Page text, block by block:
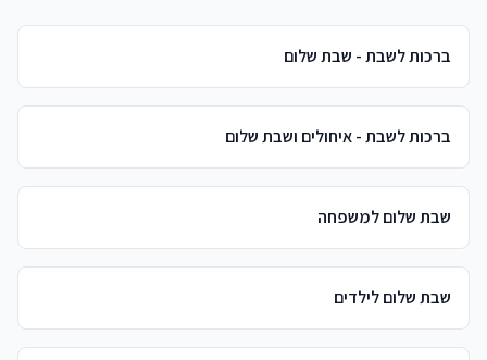
ברכות לשבת - שבת שלום
ברכות לשבת - איחולים ושבת שלום
שבת שלום למשפחה
שבת שלום לילדים